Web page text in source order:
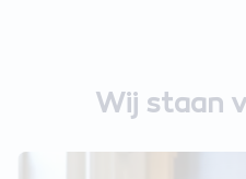
Wij staan